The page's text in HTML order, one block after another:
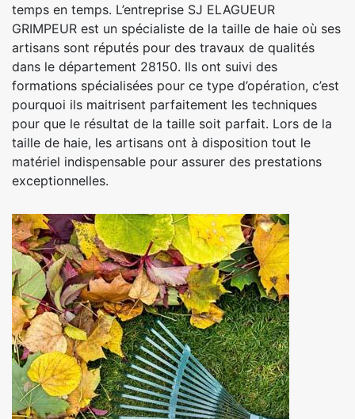
temps en temps. L’entreprise SJ ELAGUEUR
GRIMPEUR est un spécialiste de la taille de haie où ses
artisans sont réputés pour des travaux de qualités
dans le département 28150. Ils ont suivi des
formations spécialisées pour ce type d’opération, c’est
pourquoi ils maitrisent parfaitement les techniques
pour que le résultat de la taille soit parfait. Lors de la
taille de haie, les artisans ont à disposition tout le
matériel indispensable pour assurer des prestations
exceptionnelles.